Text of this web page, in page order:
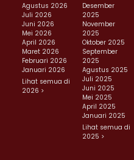
Agustus 2026
Juli 2026
Juni 2026
Mei 2026
April 2026
Maret 2026
Februari 2026
Januari 2026
Lihat semua di
2026 >
Desember
2025
November
2025
Oktober 2025
September
2025
Agustus 2025
Juli 2025
Juni 2025
Mei 2025
April 2025
Januari 2025
Lihat semua di
2025 >